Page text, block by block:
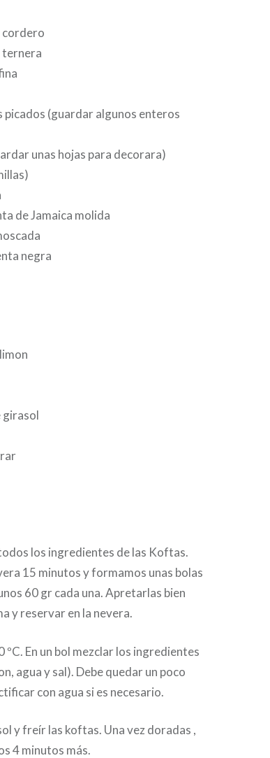
cordero
ternera
(guardar algunos enteros
unas hojas para decorara)
de Jamaica molida
negra
girasol
los ingredientes de las Koftas.
15 minutos y formamos unas bolas
60 gr cada una. Apretarlas bien
y reservar en la nevera.
En un bol mezclar los ingredientes
agua y sal). Debe quedar un poco
con agua si es necesario.
y freír las koftas. Una vez doradas ,
4 minutos más.